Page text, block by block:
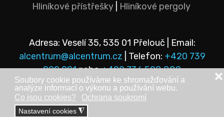
Soubory cookie používáme ke shromažďování a
analýze informací o výkonu a používání webu.
Co jsou cookies?
Ochrana soukromí
Nastavení cookies ◮
❌
Hliníkové přístřešky| Hliníkové pergoly
Adresa: Veselí 35, 535 01 Přelouč | Email:
alcentrum@alcentrum.cz
| Telefon: +420 739
292 921nebo+420 736 528 889